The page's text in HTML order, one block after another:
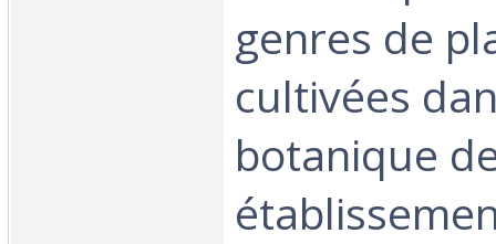
genres de
cultivées
botanique